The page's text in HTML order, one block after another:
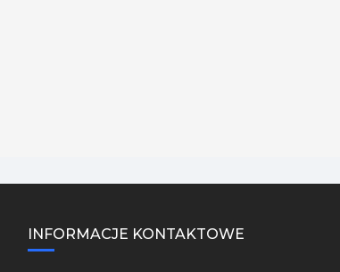
INFORMACJE KONTAKTOWE